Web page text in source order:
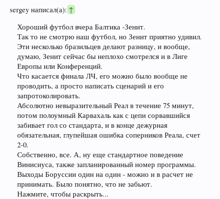
sergey написал(а):↑
Хороший футбол вчера Балтика -Зенит.
Так то не смотрю наш футбол, но Зенит приятно удивил.
Эти несколько бразильцев делают разницу, и вообще,
думаю, Зенит сейчас бы неплохо смотрелся и в Лиге
Европы или Конференций.
Что касается финала ЛЧ, его можно было вообще не
проводить, а просто написать сценарий и его
запротоколировать.
Абсолютно невыразительный Реал в течение 75 минут,
потом полоумный Карвахаль как с цепи сорвавшийся
забивает гол со стандарта, и в конце дежурная
обязательная, глупейшая ошибка соперников Реала, счет
2-0.
Собственно, все. А, ну еще стандартное поведение
Винисиуса, также запланированный номер программы.
Выходы Боруссии один на один - можно и в расчет не
принимать. Было понятно, что не забьют.
Нажмите, чтобы раскрыть...